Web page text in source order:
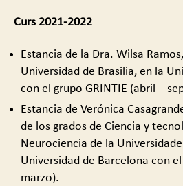
Curs 2021-2022
Estancia de la Dra. Wilsa
Universidad de Brasilia, en la
con el grupo GRINTIE (abril –
Estancia de Verónica
de los grados de Ciencia y
Neurociencia de la
Universidad de Barcelona con
marzo).